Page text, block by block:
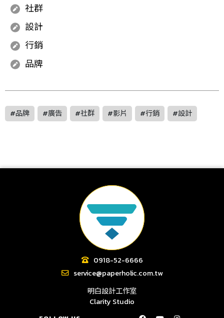
社群
設計
行銷
品牌
#品牌 #廣告 #社群 #影片 #行銷 #設計
0918-52-6666
service@paperholic.com.tw
明白設計工作室
Clarity Studio